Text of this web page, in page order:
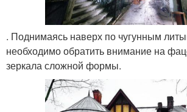
. Поднимаясь наверх по чугунным
необходимо обратить внимание на
зеркала сложной формы.